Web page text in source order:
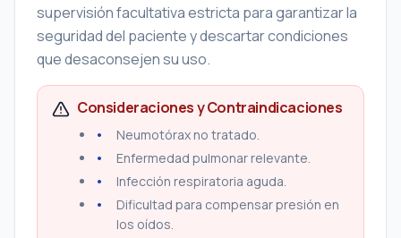
supervisión facultativa estricta para garantizar la
seguridad del paciente y descartar condiciones
que desaconsejen su uso.
Consideraciones y Contraindicaciones
Neumotórax no tratado.
Enfermedad pulmonar relevante.
Infección respiratoria aguda.
Dificultad para compensar presión en
los oídos.